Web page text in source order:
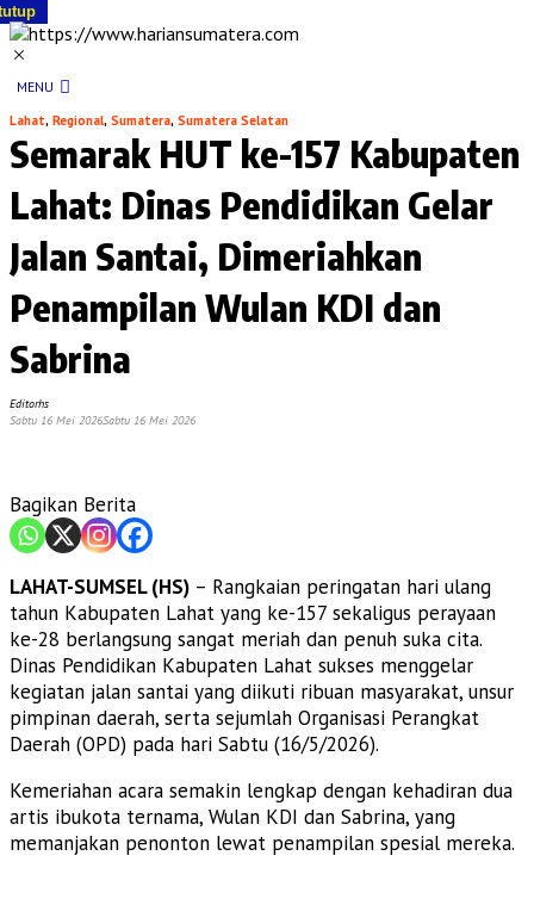
MENU
Lahat, Regional, Sumatera, Sumatera Selatan
Semarak HUT ke-157 Kabupaten
Lahat: Dinas Pendidikan Gelar
Jalan Santai, Dimeriahkan
Penampilan Wulan KDI dan
Sabrina
Editorhs
Sabtu 16 Mei 2026Sabtu 16 Mei 2026
Bagikan Berita
LAHAT-SUMSEL (HS) – Rangkaian peringatan hari ulang
tahun Kabupaten Lahat yang ke-157 sekaligus perayaan
ke-28 berlangsung sangat meriah dan penuh suka cita.
Dinas Pendidikan Kabupaten Lahat sukses menggelar
kegiatan jalan santai yang diikuti ribuan masyarakat, unsur
pimpinan daerah, serta sejumlah Organisasi Perangkat
Daerah (OPD) pada hari Sabtu (16/5/2026).
Kemeriahan acara semakin lengkap dengan kehadiran dua
artis ibukota ternama, Wulan KDI dan Sabrina, yang
memanjakan penonton lewat penampilan spesial mereka.